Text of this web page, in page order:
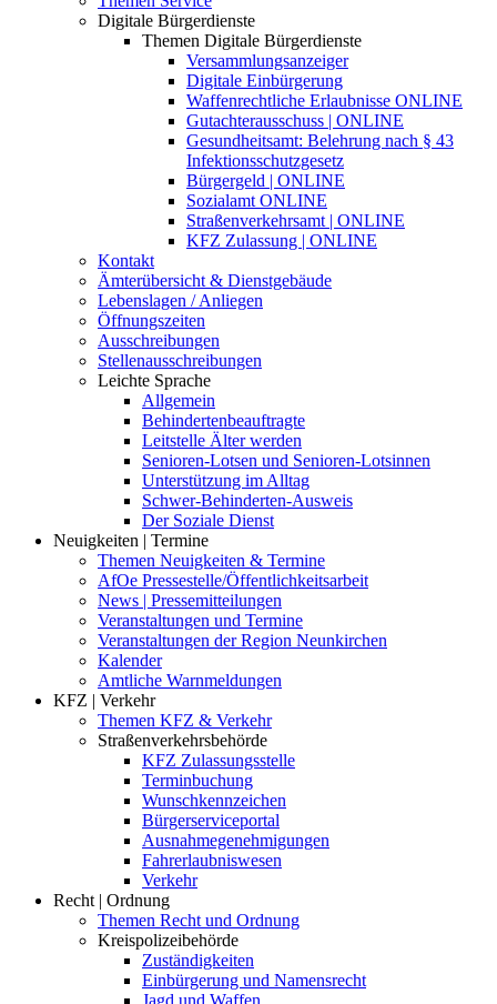
Digitale Bürgerdienste
Themen Digitale Bürgerdienste
Versammlungsanzeiger
Digitale Einbürgerung
Waffenrechtliche Erlaubnisse ONLINE
Gutachterausschuss | ONLINE
Gesundheitsamt: Belehrung nach § 43
Infektionsschutzgesetz
Bürgergeld | ONLINE
Sozialamt ONLINE
Straßenverkehrsamt | ONLINE
KFZ Zulassung | ONLINE
Kontakt
Ämterübersicht & Dienstgebäude
Lebenslagen / Anliegen
Öffnungszeiten
Ausschreibungen
Stellenausschreibungen
Leichte Sprache
Allgemein
Behindertenbeauftragte
Leitstelle Älter werden
Senioren-Lotsen und Senioren-Lotsinnen
Unterstützung im Alltag
Schwer-Behinderten-Ausweis
Der Soziale Dienst
Neuigkeiten | Termine
Themen Neuigkeiten & Termine
AfOe Pressestelle/Öffentlichkeitsarbeit
News | Pressemitteilungen
Veranstaltungen und Termine
Veranstaltungen der Region Neunkirchen
Kalender
Amtliche Warnmeldungen
KFZ | Verkehr
Themen KFZ & Verkehr
Straßenverkehrsbehörde
KFZ Zulassungsstelle
Terminbuchung
Wunschkennzeichen
Bürgerserviceportal
Ausnahmegenehmigungen
Fahrerlaubniswesen
Verkehr
Recht | Ordnung
Themen Recht und Ordnung
Kreispolizeibehörde
Zuständigkeiten
Einbürgerung und Namensrecht
Jagd und Waffen